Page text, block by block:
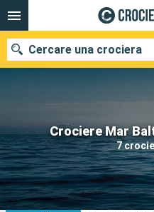
Crociere Mar
7
Cercare una crociera
Le nostre destinazioni
Mesi di partenza
Porti